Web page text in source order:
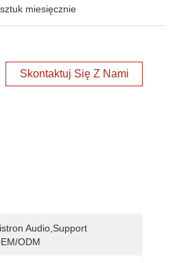
miesięcznie
Skontaktuj Się Z Nami
Audio,support
ODM